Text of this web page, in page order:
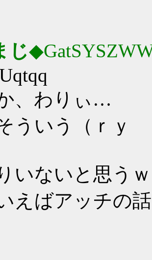
じ
、わりぃ…
ういう（ｒｙ
いないと思う
えばアッチの話